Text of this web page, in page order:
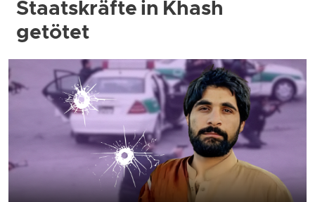
Staatskräfte in Khash
getötet